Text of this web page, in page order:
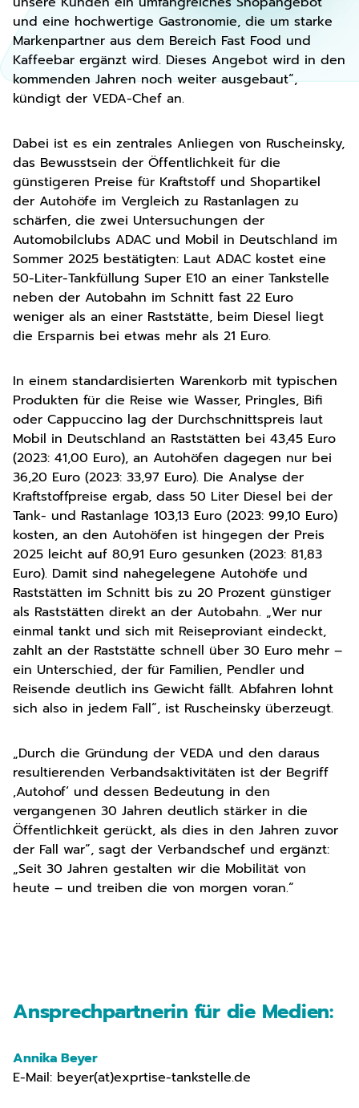
und eine hochwertige Gastronomie, die um starke
Markenpartner aus dem Bereich Fast Food und
Kaffeebar ergänzt wird. Dieses Angebot wird in den
kommenden Jahren noch weiter ausgebaut“,
kündigt der VEDA-Chef an.
Dabei ist es ein zentrales Anliegen von Ruscheinsky,
das Bewusstsein der Öffentlichkeit für die
günstigeren Preise für Kraftstoff und Shopartikel
der Autohöfe im Vergleich zu Rastanlagen zu
schärfen, die zwei Untersuchungen der
Automobilclubs ADAC und Mobil in Deutschland im
Sommer 2025 bestätigten: Laut ADAC kostet eine
50-Liter-Tankfüllung Super E10 an einer Tankstelle
neben der Autobahn im Schnitt fast 22 Euro
weniger als an einer Raststätte, beim Diesel liegt
die Ersparnis bei etwas mehr als 21 Euro.
In einem standardisierten Warenkorb mit typischen
Produkten für die Reise wie Wasser, Pringles, Bifi
oder Cappuccino lag der Durchschnittspreis laut
Mobil in Deutschland an Raststätten bei 43,45 Euro
(2023: 41,00 Euro), an Autohöfen dagegen nur bei
36,20 Euro (2023: 33,97 Euro). Die Analyse der
Kraftstoffpreise ergab, dass 50 Liter Diesel bei der
Tank- und Rastanlage 103,13 Euro (2023: 99,10 Euro)
kosten, an den Autohöfen ist hingegen der Preis
2025 leicht auf 80,91 Euro gesunken (2023: 81,83
Euro). Damit sind nahegelegene Autohöfe und
Raststätten im Schnitt bis zu 20 Prozent günstiger
als Raststätten direkt an der Autobahn. „Wer nur
einmal tankt und sich mit Reiseproviant eindeckt,
zahlt an der Raststätte schnell über 30 Euro mehr –
ein Unterschied, der für Familien, Pendler und
Reisende deutlich ins Gewicht fällt. Abfahren lohnt
sich also in jedem Fall“, ist Ruscheinsky überzeugt.
„Durch die Gründung der VEDA und den daraus
resultierenden Verbandsaktivitäten ist der Begriff
‚Autohof‘ und dessen Bedeutung in den
vergangenen 30 Jahren deutlich stärker in die
Öffentlichkeit gerückt, als dies in den Jahren zuvor
der Fall war“, sagt der Verbandschef und ergänzt:
„Seit 30 Jahren gestalten wir die Mobilität von
heute – und treiben die von morgen voran.“
Ansprechpartnerin für die Medien:
Annika Beyer
E-Mail: beyer(at)exprtise-tankstelle.de